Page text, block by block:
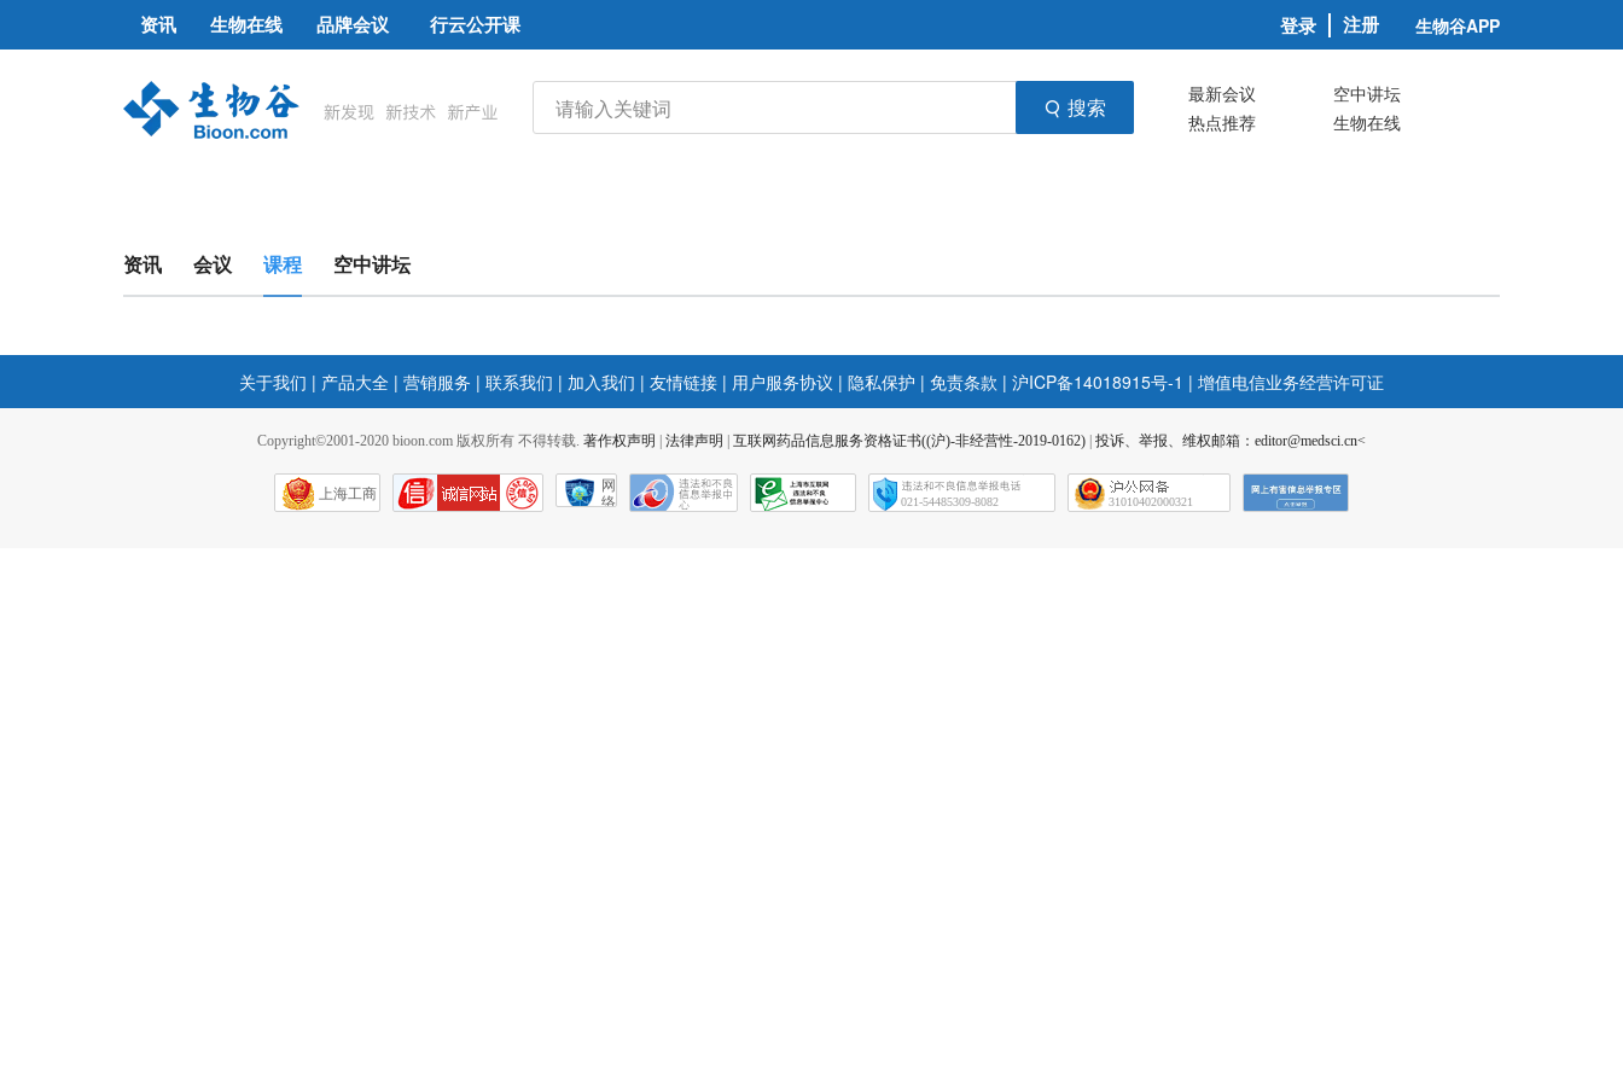
资讯 生物在线 品牌会议 行云公开课 登录 注册 生物谷APP
搜索 最新会议
空中讲坛
热点推荐
生物在线
资讯 会议 课程 空中讲坛
关于我们 | 产品大全 | 营销服务 | 联系我们 | 加入我们 | 友情链接 | 用户服务协议 | 隐私保护 | 免责条款 | 沪ICP备14018915号-1 | 增值电信业务经营许可证
Copyright©2001-2020 bioon.com 版权所有 不得转载. 著作权声明 法律声明 互联网药品信息服务资格证书((沪)-非经营性-2019-0162) 投诉、举报、维权邮箱：editor@medsci.cn<
上海工商
网
络
021-54485309-8082 31010402000321